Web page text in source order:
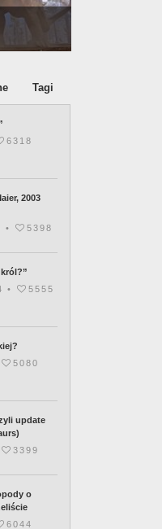
Tagi
6318
2003
•
5398
•
5555
5080
update
3399
o
6044